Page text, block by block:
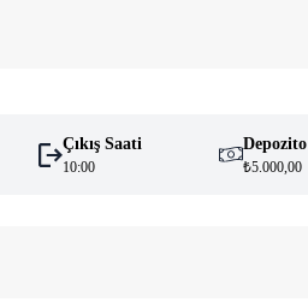
Çıkış Saati
10:00
Depozito
₺5.000,00